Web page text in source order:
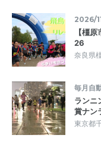
2026/
【橿
26
奈良県
毎月自
ランニ
賞ナン
東京都